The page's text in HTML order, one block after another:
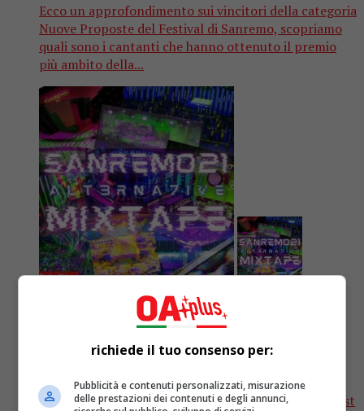
Ecco un approfondimento sui vincitori della categoria
Nuove Proposte del Festival di Sanremo, scopriamo
quali sono i cantanti che hanno ottenuto il premio
più ambito della...
SANREMO 2021 ALT3RNA7IVE MIXTAPE,
la playlist con gli esclusi
SANREMO 2021 ALT3RNA7IVE MIXTAPE è la playlist
richiede il tuo consenso per:
Pubblicità e contenuti personalizzati, misurazione
delle prestazioni dei contenuti e degli annunci,